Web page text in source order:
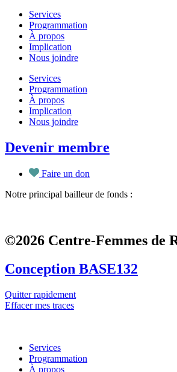
Services
Programmation
À propos
Implication
Nous joindre
Services
Programmation
À propos
Implication
Nous joindre
Devenir membre
Faire un don
Notre principal bailleur de fonds :
©2026 Centre-Femmes de
Conception BASE132
Quitter rapidement
Effacer mes traces
Services
Programmation
À propos